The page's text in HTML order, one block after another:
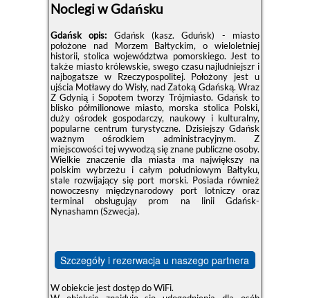
Noclegi w Gdańsku
Gdańsk opis: Gdańsk (kasz. Gduńsk) - miasto
położone nad Morzem Bałtyckim, o wieloletniej
historii, stolica województwa pomorskiego. Jest to
także miasto królewskie, swego czasu najludniejszr i
najbogatsze w Rzeczypospolitej. Położony jest u
ujścia Motławy do Wisły, nad Zatoką Gdańską. Wraz
Z Gdynią i Sopotem tworzy Trójmiasto. Gdańsk to
blisko półmilionowe miasto, morska stolica Polski,
duży ośrodek gospodarczy, naukowy i kulturalny,
popularne centrum turystyczne. Dzisiejszy Gdańsk
ważnym ośrodkiem administracyjnym. Z
miejscowości tej wywodzą się znane publiczne osoby.
Wielkie znaczenie dla miasta ma największy na
polskim wybrzeżu i całym południowym Bałtyku,
stale rozwijający się port morski. Posiada również
nowoczesny międzynarodowy port lotniczy oraz
terminal obsługująy prom na linii Gdańsk-
Nynashamn (Szwecja).
Szczegóły i rezerwacja u naszego partnera
W obiekcie jest dostęp do WiFi.